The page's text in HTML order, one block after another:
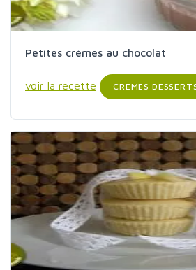
Petites crèmes au chocolat
voir la recette CRÈMES